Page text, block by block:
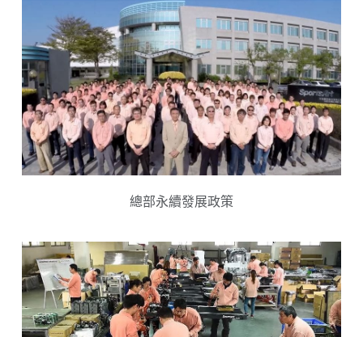
總部永續發展政策